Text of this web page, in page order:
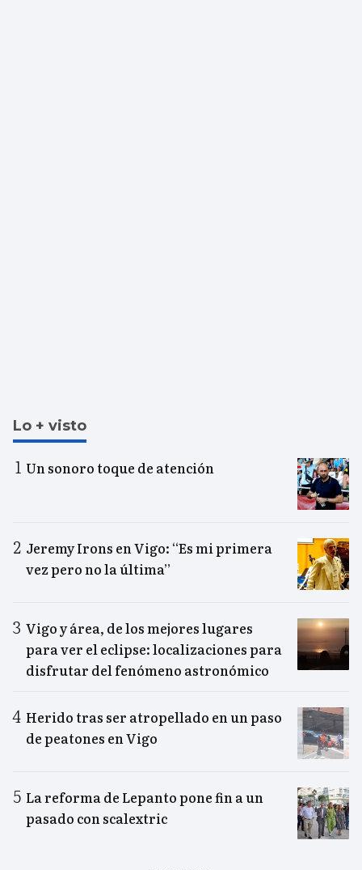
Lo + visto
Un sonoro toque de atención
Jeremy Irons en Vigo: “Es mi primera
vez pero no la última”
Vigo y área, de los mejores lugares
para ver el eclipse: localizaciones para
disfrutar del fenómeno astronómico
Herido tras ser atropellado en un paso
de peatones en Vigo
La reforma de Lepanto pone fin a un
pasado con scalextric